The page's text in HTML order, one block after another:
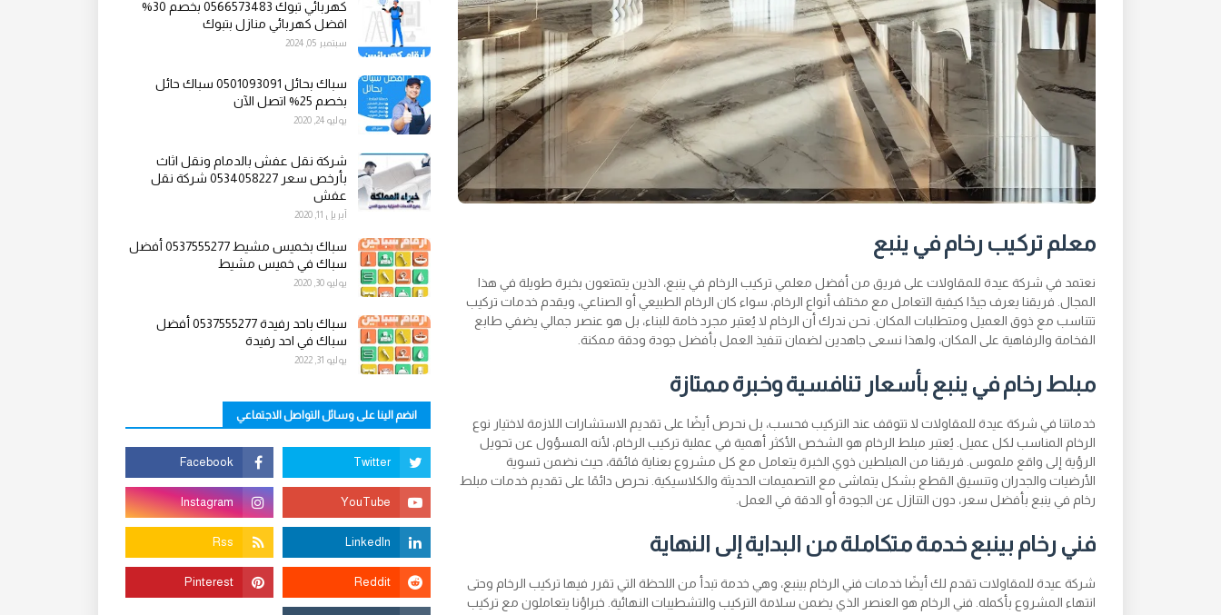
معلم تركيب رخام في ينبع
نعتمد في شركة عيدة للمقاولات على فريق من أفضل معلمي تركيب الرخام في ينبع، الذين يتمتعون بخبرة طويلة في هذا
المجال. فريقنا يعرف جيدًا كيفية التعامل مع مختلف أنواع الرخام، سواء كان الرخام الطبيعي أو الصناعي، ويقدم خدمات تركيب
تتناسب مع ذوق العميل ومتطلبات المكان. نحن ندرك أن الرخام لا يُعتبر مجرد خامة للبناء، بل هو عنصر جمالي يضفي طابع
الفخامة والرفاهية على المكان، ولهذا نسعى جاهدين لضمان تنفيذ العمل بأفضل جودة ودقة ممكنة.
مبلط رخام في ينبع بأسعار تنافسية وخبرة ممتازة
خدماتنا في شركة عيدة للمقاولات لا تتوقف عند التركيب فحسب، بل نحرص أيضًا على تقديم الاستشارات اللازمة لاختيار نوع
الرخام المناسب لكل عميل. يُعتبر مبلط الرخام هو الشخص الأكثر أهمية في عملية تركيب الرخام، لأنه المسؤول عن تحويل
الرؤية إلى واقع ملموس. فريقنا من المبلطين ذوي الخبرة يتعامل مع كل مشروع بعناية فائقة، حيث نضمن تسوية
الأرضيات والجدران وتنسيق القطع بشكل يتماشى مع التصميمات الحديثة والكلاسيكية. نحرص دائمًا على تقديم خدمات مبلط
رخام في ينبع بأفضل سعر، دون التنازل عن الجودة أو الدقة في العمل.
فني رخام بينبع خدمة متكاملة من البداية إلى النهاية
شركة عيدة للمقاولات تقدم لك أيضًا خدمات فني الرخام بينبع، وهي خدمة تبدأ من اللحظة التي تقرر فيها تركيب الرخام وحتى
انتهاء المشروع بأكمله. فني الرخام هو العنصر الذي يضمن سلامة التركيب والتشطيبات النهائية. خبراؤنا يتعاملون مع تركيب
كهربائي تبوك 0566573483 بخصم 30%
افضل كهربائي منازل بتبوك
سبتمبر 05, 2024
سباك بحائل 0501093091 سباك حائل
بخصم 25% اتصل الآن
يوليو 24, 2020
شركة نقل عفش بالدمام ونقل اثاث
بأرخص سعر 0534058227 شركة نقل
عفش
أبريل 11, 2020
سباك بخميس مشيط 0537555277 أفضل
سباك في خميس مشيط
يوليو 30, 2020
سباك باحد رفيدة 0537555277 أفضل
سباك في احد رفيدة
يوليو 31, 2022
انضم الينا على وسائل التواصل الاجتماعي